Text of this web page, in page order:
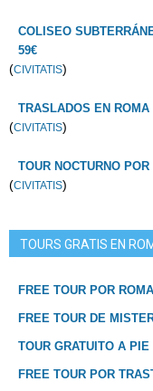
COLISEO
59€
(CIVITATIS)
TRASLADOS EN ROMA
(CIVITATIS)
TOUR NOCTURNO
(CIVITATIS)
TOURS GRATIS EN
FREE TOUR POR
FREE TOUR DE
TOUR GRATUITO A
FREE TOUR POR